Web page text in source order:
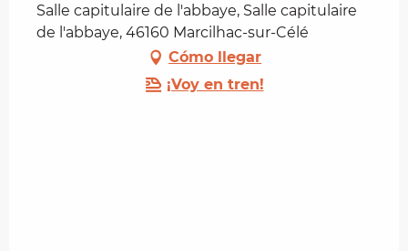
Salle capitulaire de l'abbaye, Salle capitulaire
de l'abbaye, 46160 Marcilhac-sur-Célé
Cómo llegar
¡Voy en tren!